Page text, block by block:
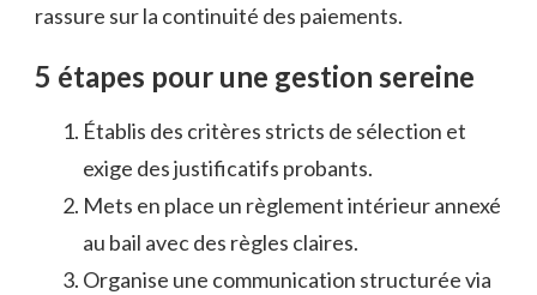
rassure sur la continuité des paiements.
5 étapes pour une gestion sereine
Établis des critères stricts de sélection et
exige des justificatifs probants.
Mets en place un règlement intérieur annexé
au bail avec des règles claires.
Organise une communication structurée via